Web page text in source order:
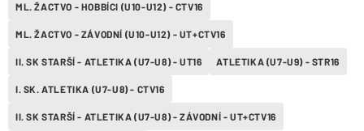
ML. ŽACTVO - HOBBÍCI (U10-U12) - CTV16
ML. ŽACTVO - ZÁVODNÍ (U10-U12) - UT+CTV16
II. SK STARŠÍ - ATLETIKA (U7-U8) - UT16 ATLETIKA (U7-U9) - STR16
I. SK. ATLETIKA (U7-U8) - CTV16
II. SK STARŠÍ - ATLETIKA (U7-U8) - ZÁVODNÍ - UT+CTV16